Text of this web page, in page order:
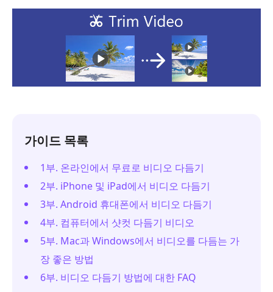
가이드 목록
1부. 온라인에서 무료로 비디오 다듬기
2부. iPhone 및 iPad에서 비디오 다듬기
3부. Android 휴대폰에서 비디오 다듬기
4부. 컴퓨터에서 샷컷 다듬기 비디오
5부. Mac과 Windows에서 비디오를 다듬는 가
장 좋은 방법
6부. 비디오 다듬기 방법에 대한 FAQ